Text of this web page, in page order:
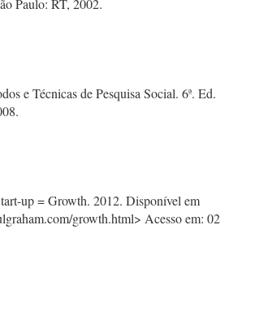
Paulo: RT, 2002.
e Técnicas de Pesquisa Social. 6ª. Ed.
up = Growth. 2012. Disponível em
growth.html> Acesso em: 02